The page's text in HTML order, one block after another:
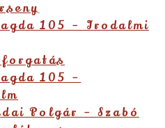
105 – Irodalmi
forgatás
105 –
Polgár – Szabó